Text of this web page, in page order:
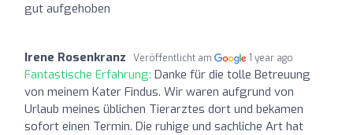
gut aufgehoben
Irene Rosenkranz Veröffentlicht am 1 year ago
Fantastische Erfahrung: Danke für die tolle Betreuung
von meinem Kater Findus. Wir waren aufgrund von
Urlaub meines üblichen Tierarztes dort und bekamen
sofort einen Termin. Die ruhige und sachliche Art hat